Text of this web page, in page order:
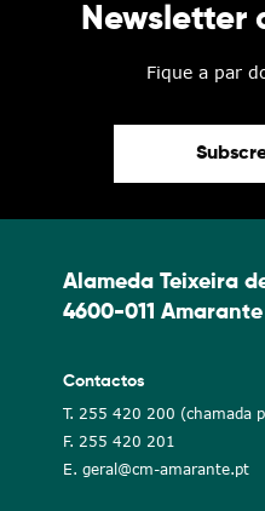
Newsletter
Fique a par
Alameda Teixeira
4600-011 Amarante
Contactos
T. 255 420 200 (chamada
F. 255 420 201
E. geral@cm-amarante.pt